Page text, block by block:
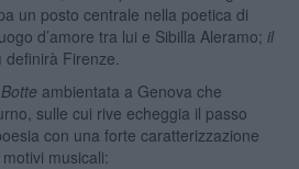
un posto centrale nella poetica di
d’amore tra lui e Sibilla Aleramo; il
definirà Firenze.
ambientata a Genova che
sulle cui rive echeggia il passo
con una forte caratterizzazione
musicali: